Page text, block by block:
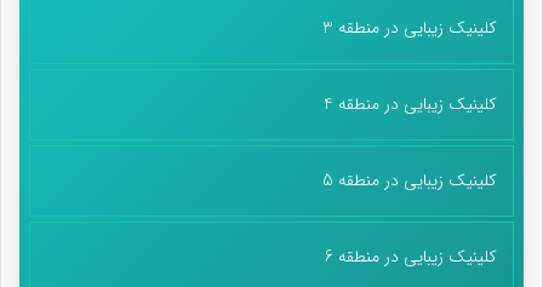
کلینیک زیبایی در منطقه 3
کلینیک زیبایی در منطقه 4
کلینیک زیبایی در منطقه 5
کلینیک زیبایی در منطقه 6